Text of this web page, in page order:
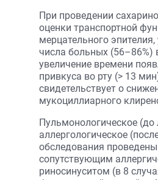
При проведении
оценки транспортной
мерцательного
числа больных (56–86%)
увеличение времени
привкуса во рту (> 13
свидетельствует о
мукоциллиарного
Пульмонологическое (до
аллергологическое
обследования
сопутствующим
риносинуситом (в 8